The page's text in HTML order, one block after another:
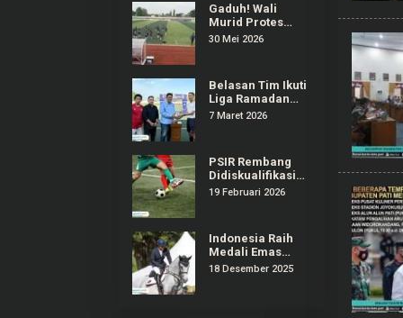
Gaduh! Wali
Murid Protes
Regulasi Popda
30 Mei 2026
Belasan Tim Ikuti
Liga Ramadan
2026 di Stadion
7 Maret 2026
PSIR Rembang
Didiskualifikasi
dari Liga 4
Thohir
19 Februari 2026
Indonesia Raih
Medali Emas
Olahraga
18 Desember 2025